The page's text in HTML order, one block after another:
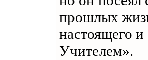
прошлых
настоящего
Учителем».